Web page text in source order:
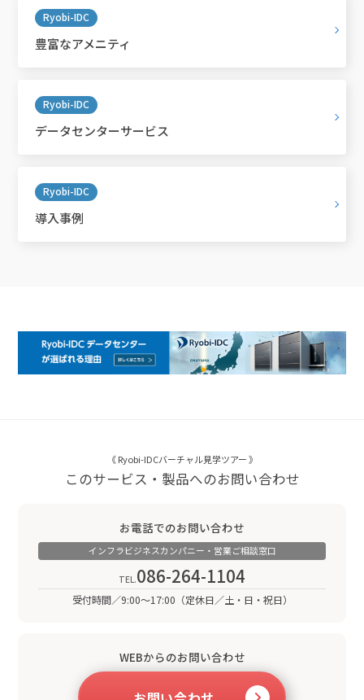
Ryobi-IDC
豊富なアメニティ
Ryobi-IDC
データセンターサービス
Ryobi-IDC
導入事例
《 Ryobi-IDCバーチャル見学ツアー 》
このサービス・製品へのお問い合わせ
お電話でのお問い合わせ
インフラビジネスカンパニー・営業ご相談窓口
086-264-1104
受付時間／9:00～17:00（定休日／土・日・祝日）
WEBからのお問い合わせ